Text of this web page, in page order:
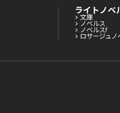
ライトノベ
文庫
ノベルス
ノベルスf
ロサージュノ